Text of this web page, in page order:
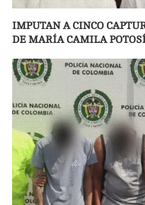
IMPUTAN A CINCO
DE MARÍA CAMILA